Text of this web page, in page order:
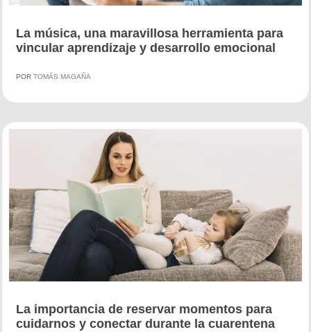
La música, una maravillosa herramienta para
vincular aprendizaje y desarrollo emocional
POR TOMÁS MAGAÑA
La importancia de reservar momentos para
cuidarnos y conectar durante la cuarentena